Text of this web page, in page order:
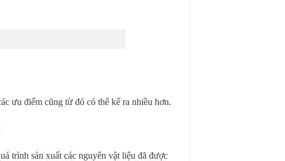
ưu điểm cũng từ đó có thể kể ra nhiều hơn.
trình sản xuất các nguyên vật liệu đã được